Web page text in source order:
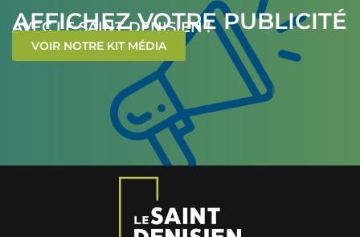
AFFICHEZ VOTRE PUBLICITÉ
AVEC LE SAINT-DENISIEN !
VOIR NOTRE KIT MÉDIA